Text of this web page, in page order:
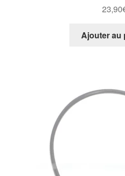
23,90
Ajouter au